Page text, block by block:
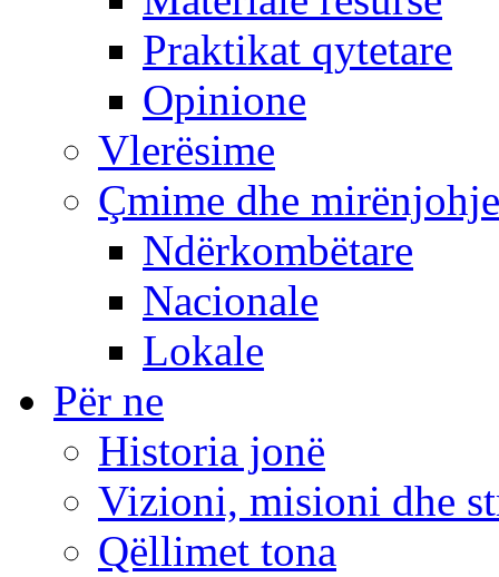
Praktikat qytetare
Opinione
Vlerësime
Çmime dhe mirënjohje
Ndërkombëtare
Nacionale
Lokale
Për ne
Historia jonë
Vizioni, misioni dhe
Qëllimet tona